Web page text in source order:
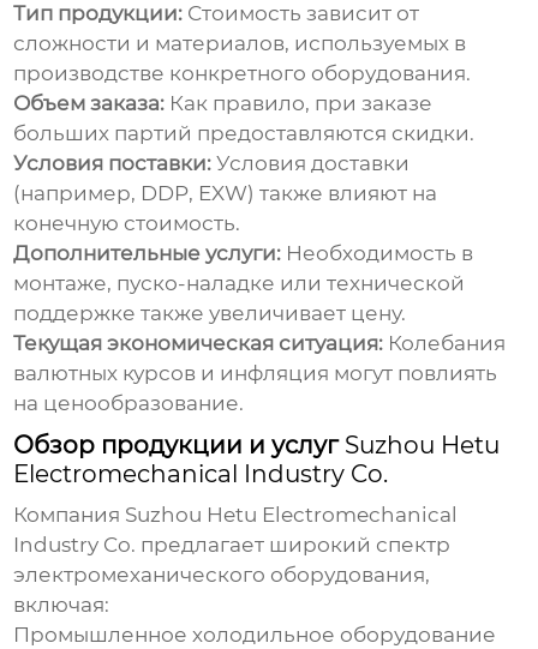
Тип продукции: Стоимость зависит от
сложности и материалов, используемых в
производстве конкретного оборудования.
Объем заказа: Как правило, при заказе
больших партий предоставляются скидки.
Условия поставки: Условия доставки
(например, DDP, EXW) также влияют на
конечную стоимость.
Дополнительные услуги: Необходимость в
монтаже, пуско-наладке или технической
поддержке также увеличивает цену.
Текущая экономическая ситуация: Колебания
валютных курсов и инфляция могут повлиять
на ценообразование.
Обзор продукции и услуг Suzhou Hetu
Electromechanical Industry Co.
Компания Suzhou Hetu Electromechanical
Industry Co. предлагает широкий спектр
электромеханического оборудования,
включая:
Промышленное холодильное оборудование